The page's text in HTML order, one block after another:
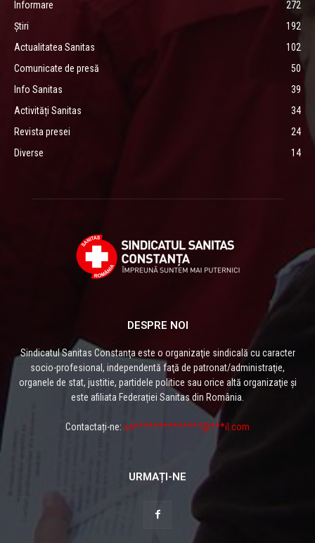
Informare
272
Știri
192
Actualitatea Sanitas
102
Comunicate de presă
50
Info Sanitas
39
Activități Sanitas
34
Revista presei
24
Diverse
14
DESPRE NOI
Sindicatul Sanitas Constanţa este o organizaţie sindicală cu caracter
socio-profesional, independentă faţă de patronat/administraţie,
organele de stat, justitie, partidele politice sau orice altă organizaţie și
este afiliata Federației Sanitas din România.
Contactați-ne: sa**************@***il.com
URMAȚI-NE